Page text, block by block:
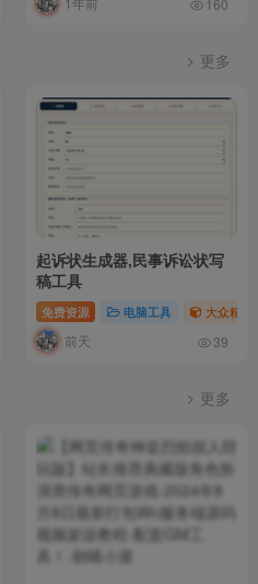
更多
起诉状生成器,民事诉讼状写
稿工具
免费资源 电脑工具 大众精选
前天 39
更多